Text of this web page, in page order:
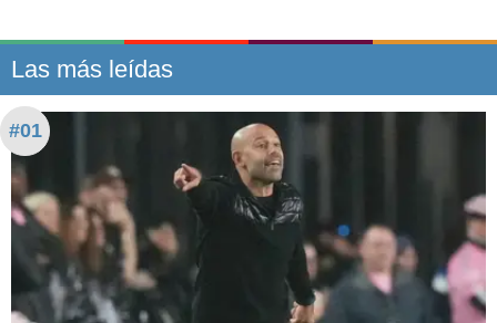
Las más leídas
#01